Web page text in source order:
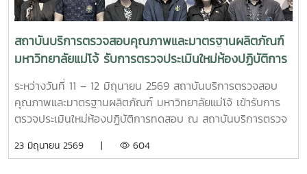
ระดับสมุนไพรไทยสู่มาตรฐานสากล อีกหนึ่งกิจกรรมสำคัญ คือ
การเสวนาวิชาการ เรื่อง “ต้นแบบการพัฒนาเศรษฐกิจพื้นที่
ด้วยองค์รวมเศรษฐกิจสุขภาพและระบบนิเวศธุรกิจจากพืช
สมุนไพรของประเทศไทย : อินทขิลโมเดล” โดยได้รับเกียรติจาก
รองศาสตราจารย์ ดร.ปุ่น เที่ยงบูรณธรรม รองผู้อำนวยการฝ่าย
แผนงานและยุทธศาสตร์องค์กร บพท. ผู้ช่วยศาสตราจารย์
ดร.ตะวัน ฉัตรสูงเนิน ผู้อำนวยการสถาบันบริการตรวจสอบ
แพทย์แผนไทย กิติ กิตติจารุวงค์ ที่ปรึกษาอินทขิลโมเดล และ
สถาบันบริการตรวจสอบคุณภาพและมาตรฐานผลิตภัณฑ์
มหาวิทยาลัยแม่โจ้ รับการตรวจประเมินใหม่ห้องปฏิบัติการ
ทดสอบ
ระหว่างวันที่ 11 – 12 มิถุนายน 2569 สถาบันบริการตรวจสอบ
คุณภาพและมาตรฐานผลิตภัณฑ์ มหาวิทยาลัยแม่โจ้ เข้ารับการ
ตรวจประเมินใหม่ห้องปฏิบัติการทดสอบ ณ สถาบันบริการตรวจ
ไว้ซึ่งการรับรองความสามารถห้องปฏิบัติการทดสอบตาม
23 มิถุนายน 2569 | 604